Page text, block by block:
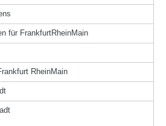
für FrankfurtRheinMain
RheinMain